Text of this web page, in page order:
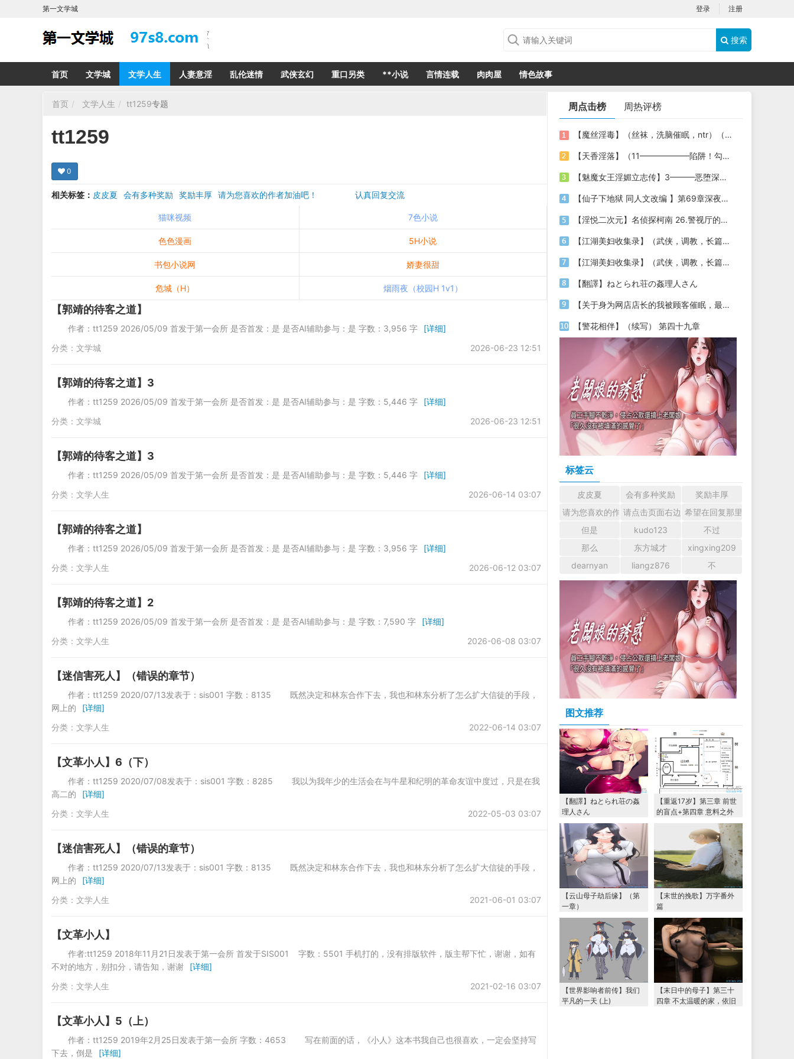
第一文学城 登录 注册
搜索
首页 文学城 文学人生 人妻意淫 乱伦迷情 武侠玄幻 重口另类 **小说 言情连载 肉肉屋 情色故事
首页 文学人生 tt1259专题
tt1259
0
相关标签： 皮皮夏 会有多种奖励 奖励丰厚 请为您喜欢的作者加油吧！ 认真回复交流
猫咪视频
7色小说
色色漫画 5H小说
书包小说网 娇妻很甜
危城（H） 烟雨夜（校园H 1v1）
【郭靖的待客之道】
作者：tt1259 2026/05/09 首发于第一会所 是否首发：是 是否AI辅助参与：是 字数：3,956 字
[详细]
2026-06-23 12:51
分类： 文学城
【郭靖的待客之道】3
作者：tt1259 2026/05/09 首发于第一会所 是否首发：是 是否AI辅助参与：是 字数：5,446 字
[详细]
2026-06-23 12:51
分类： 文学城
【郭靖的待客之道】3
作者：tt1259 2026/05/09 首发于第一会所 是否首发：是 是否AI辅助参与：是 字数：5,446 字
[详细]
2026-06-14 03:07
分类： 文学人生
【郭靖的待客之道】
作者：tt1259 2026/05/09 首发于第一会所 是否首发：是 是否AI辅助参与：是 字数：3,956 字
[详细]
2026-06-12 03:07
分类： 文学人生
【郭靖的待客之道】2
作者：tt1259 2026/05/09 首发于第一会所 是否首发：是 是否AI辅助参与：是 字数：7,590 字
[详细]
2026-06-08 03:07
分类： 文学人生
【迷信害死人】（错误的章节）
作者：tt1259 2020/07/13发表于：sis001 字数：8135 既然决定和林东合作下去，我也和林东分析了怎么扩大信徒的手段，
网上的
[详细]
2022-06-14 03:07
分类： 文学人生
【文革小人】6（下）
作者：tt1259 2020/07/08发表于：sis001 字数：8285 我以为我年少的生活会在与牛星和纪明的革命友谊中度过，只是在我
高二的
[详细]
2022-05-03 03:07
分类： 文学人生
【迷信害死人】（错误的章节）
作者：tt1259 2020/07/13发表于：sis001 字数：8135 既然决定和林东合作下去，我也和林东分析了怎么扩大信徒的手段，
网上的
[详细]
2021-06-01 03:07
分类： 文学人生
【文革小人】
作者:tt1259 2018年11月21日发表于第一会所 首发于SIS001 字数：5501 手机打的，没有排版软件，版主帮下忙，谢谢，如有
不对的地方，别扣分，请告知，谢谢
[详细]
2021-02-16 03:07
分类： 文学人生
【文革小人】5（上）
作者：tt1259 2019年2月25日发表于第一会所 字数：4653 写在前面的话，《小人》这本书我自己也很喜欢，一定会坚持写
下去，倒是
[详细]
周点击榜 周热评榜
【魔丝淫毒】（丝袜，洗脑催眠，ntr）（24）（我不想）
【天香淫落】（11——————陷阱！勾结的警局调教（下））
【魅魔女王淫媚立志传】3———恶堕深渊的开端
【仙子下地狱 同人文改编 】第69章深夜窥淫戏 交心与交性(二)(纯爱+各种情趣玩法)
【淫悦二次元】名侦探柯南 26.警视厅的隐藏淫娃
【江湖美妇收集录】（武侠，调教，长篇）（6）（师娘篇）
【江湖美妇收集录】（武侠，调教，长篇）（13）（下山历练篇）
【翻譯】ねとられ荘の姦理人さん
【关于身为网店店长的我被顾客催眠，最终堕落为丝袜发情母狗这件事】（18～20）
【警花相伴】（续写） 第四十九章
标签云
皮皮夏 会有多种奖励
奖励丰厚
请为您喜欢的作者加油吧！ 认真回复交流
请点击页面右边的小手图标支持楼主。
希望在回复那里留下您的
但是
kudo123
不过
那么
东方城才
xingxing209
dearnyan
liangz876 不
图文推荐
【翻譯】ねとられ荘の姦
理人さん
【重返17岁】第三章 前世
的盲点+第四章 意料之外
的相认+番外篇（本文为女
主第一视角，两万字更
【云山母子劫后缘】（第
一章）
【末世的挽歌】万字番外
篇
【世界影响者前传】我们
平凡的一天 (上)
【末日中的母子】第三十
四章 不太温暖的家，依旧